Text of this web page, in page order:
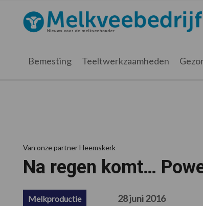
hoofdnavigatie
hoofd
eerste
voettekst
Melkveebedrijf.nl
Bemesting Teeltwerkzaamheden
Van onze partner Heemskerk
Na regen komt…
Melkproductie 28 juni 2016